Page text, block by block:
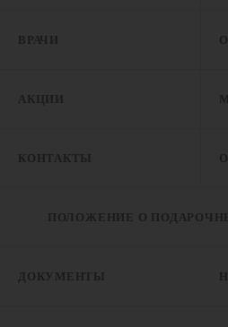
ВРАЧИ
АКЦИИ
КОНТАКТЫ
ПОЛОЖЕНИЕ О
ДОКУМЕНТЫ